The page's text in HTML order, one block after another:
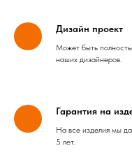
Дизайн проект
Может быть
наших дизайнеров.
Гарантия на
На все изделия мы
5 лет.